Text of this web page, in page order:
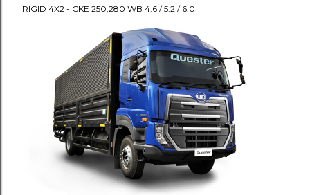
RIGID 4X2 - CKE 250,280 WB 4.6 / 5.2 / 6.0